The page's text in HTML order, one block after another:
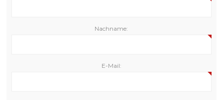
Nachname:
E-Mail: